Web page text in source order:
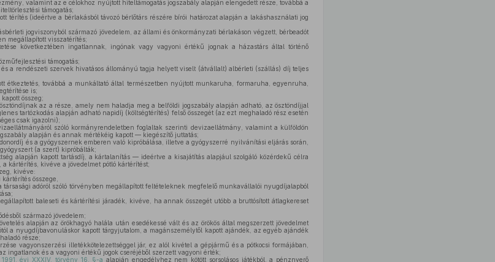
valamint az e célokhoz nyújtott hiteltámogatás jogszabály alapján elengedett része, továbbá a
támogatás;
térítés (ideértve a bérlakásból távozó bérlőtárs részére bírói határozat alapján a lakáshasználati jog
jogviszonyból származó jövedelem, az állami és önkormányzati bérlakáson végzett, bérbeadót
megállapított visszatérítés;
következtében ingatlannak, ingónak vagy vagyoni értékű jognak a házastárs által történő
támogatás;
a rendészeti szervek hivatásos állományú tagja helyett viselt (átvállalt) albérleti (szállás) díj teljes
étkeztetés, továbbá a munkáltató által természetben nyújtott munkaruha, formaruha, egyenruha,
is;
összeg;
az a része, amely nem haladja meg a belföldi jogszabály alapján adható, az ösztöndíjjal
tartózkodás alapján adható napidíj (költségtérítés) felső összegét (az ezt meghaladó rész esetén
csak igazolni);
szóló kormányrendeletben foglaltak szerinti devizaellátmány, valamint a külföldön
alapján és annak mértékéig kapott — kiegészítő juttatás;
és a gyógyszernek emberen való kipróbálása, illetve a gyógyszerré nyilvánítási eljárás során,
(a szert) kipróbálták;
alapján kapott tartásdíj, a kártalanítás — ideértve a kisajátítás alapjául szolgáló közérdekű célra
kártérítés, kivéve a jövedelmet pótló kártérítést;
kivéve:
összege,
adóról szóló törvényben megállapított feltételeknek megfelelő munkavállalói nyugdíjalapból
baleseti és kártérítési járadék, kivéve, ha annak összegét utóbb a bruttósított átlagkereset
származó jövedelem;
alapján az örökhagyó halála után esedékessé vált és az örökös által megszerzett jövedelmet
a nyugdíjbavonuláskor kapott tárgyjutalom, a magánszemélytől kapott ajándék, az egyéb ajándék
része;
vagyonszerzési illetékkötelezettséggel jár, ez alól kivétel a gépjármű és a pótkocsi formájában,
ingatlanok és a vagyoni értékű jogok cseréjéből szerzett vagyoni érték;
1991. évi XXXIV. törvény 16. §-a alapján engedélyhez nem kötött sorsolásos játékból, a pénznyerő